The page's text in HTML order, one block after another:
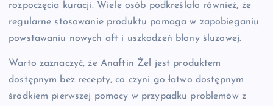
rozpoczęcia kuracji. Wiele osób podkreślało również, że
regularne stosowanie produktu pomaga w zapobieganiu
powstawaniu nowych aft i uszkodzeń błony śluzowej.
Warto zaznaczyć, że Anaftin Żel jest produktem
dostępnym bez recepty, co czyni go łatwo dostępnym
środkiem pierwszej pomocy w przypadku problemów z